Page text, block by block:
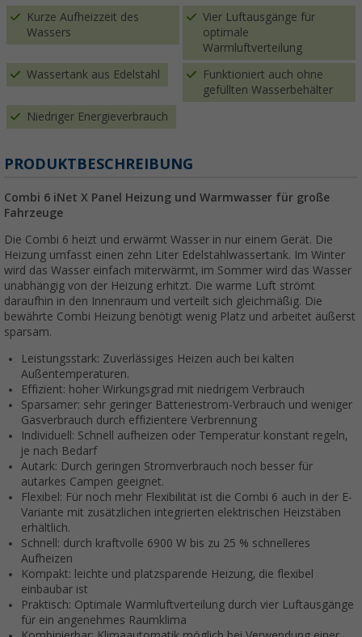
Kurze Aufheizzeit des
Wassers
Vier Luftausgänge für
optimale
Warmluftverteilung
Wassertank aus Edelstahl
Funktioniert auch ohne
gefüllten Wasserbehälter
Niedriger Energieverbrauch
PRODUKTBESCHREIBUNG
Combi 6 iNet X Panel Heizung und Warmwasser für große
Fahrzeuge
Die Combi 6 heizt und erwärmt Wasser in nur einem Gerät. Die
Heizung umfasst einen zehn Liter Edelstahlwassertank. Im Winter
wird das Wasser einfach miterwärmt, im Sommer wird das Wasser
unabhängig von der Heizung erhitzt. Die warme Luft strömt
daraufhin in den Innenraum und verteilt sich gleichmäßig. Die
bewährte Combi Heizung benötigt wenig Platz und arbeitet äußerst
sparsam.
Leistungsstark: Zuverlässiges Heizen auch bei kalten
Außentemperaturen.
Effizient: hoher Wirkungsgrad mit niedrigem Verbrauch
Sparsamer: sehr geringer Batteriestrom-Verbrauch und weniger
Gasverbrauch durch effizientere Verbrennung
Individuell: Schnell aufheizen oder Temperatur konstant regeln,
je nach Bedarf
Autark: Durch geringen Stromverbrauch noch besser für
autarkes Campen geeignet.
Flexibel: Für noch mehr Flexibilität ist die Combi 6 auch in der E-
Variante mit zusätzlichen integrierten elektrischen Heizstäben
erhältlich.
Schnell: durch kraftvolle 6900 W bis zu 25 % schnelleres
Aufheizen
Kompakt: leichte und platzsparende Heizung, die flexibel
einbaubar ist
Praktisch: Optimale Warmluftverteilung durch vier Luftausgänge
für ein angenehmes Raumklima